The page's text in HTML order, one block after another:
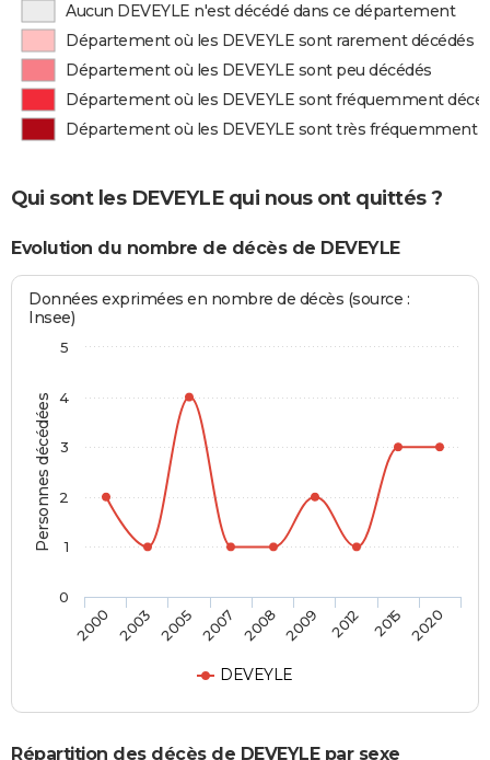
Aucun DEVEYLE n'est décédé dans ce département
Département où les DEVEYLE sont rarement décédés
Département où les DEVEYLE sont peu décédés
Département où les DEVEYLE sont fréquemment
Département où les DEVEYLE sont très fréquemment
Qui sont les DEVEYLE qui nous ont quittés ?
Evolution du nombre de décès de DEVEYLE
Personnes décédées
Données exprimées en nombre de décès (source :
Insee)
DEVEYLE
2000 2003 2005 2007 2008 2009 2012 2015 2020
0
1
2
3
4
5
Répartition des décès de DEVEYLE par sexe